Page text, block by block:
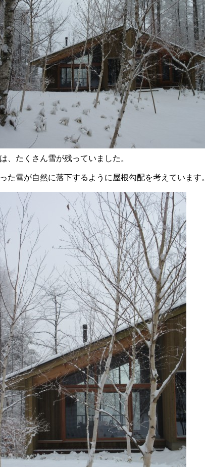
、たくさん雪が残っていました。
た雪が自然に落下するように屋根勾配を考えています。